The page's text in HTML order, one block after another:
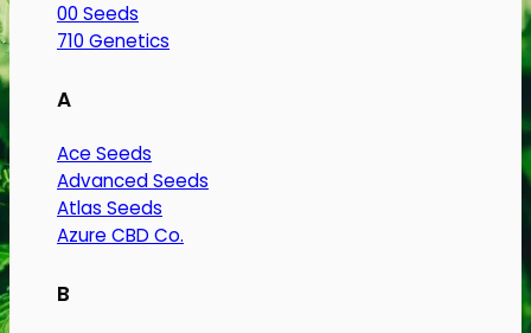
00 Seeds
710 Genetics
A
Ace Seeds
Advanced Seeds
Atlas Seeds
Azure CBD Co.
B